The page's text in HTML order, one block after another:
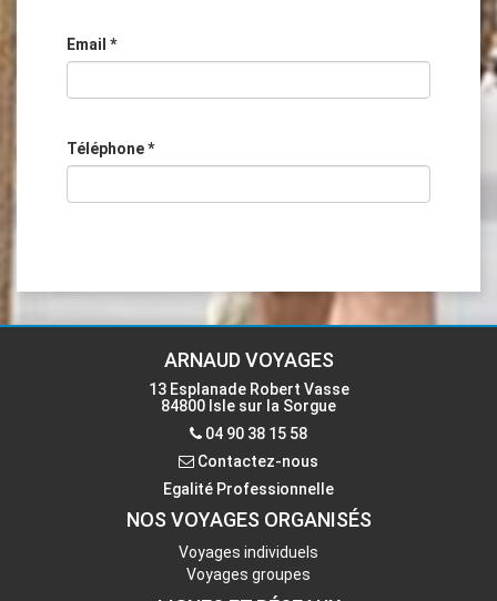
Email *
Téléphone*
ARNAUD VOYAGES
13 Esplanade Robert Vasse
84800 Isle sur la Sorgue
04 90 38 15 58
Contactez-nous
Egalité Professionnelle
NOS VOYAGES ORGANISÉS
Voyages individuels
Voyages groupes